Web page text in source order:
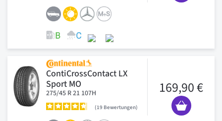
ContiCrossContact LX
Sport MO
275/45 R 21 107H
19 Bewertungen
169,90 €